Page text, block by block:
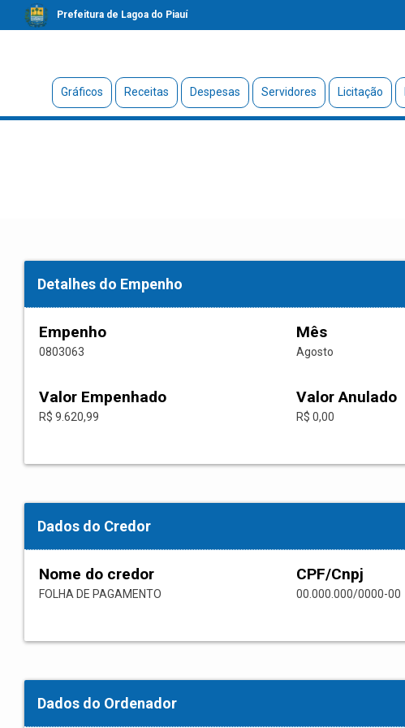
Prefeitura de Lagoa do Piauí
Gráficos Receitas Despesas Servidores Licitação
Detalhes do Empenho
Empenho
0803063
Mês
Agosto
Valor Empenhado
R$ 9.620,99
Valor Anulado
R$ 0,00
Dados do Credor
Nome do credor
FOLHA DE PAGAMENTO
CPF/Cnpj
00.000.000/0000-00
Dados do Ordenador